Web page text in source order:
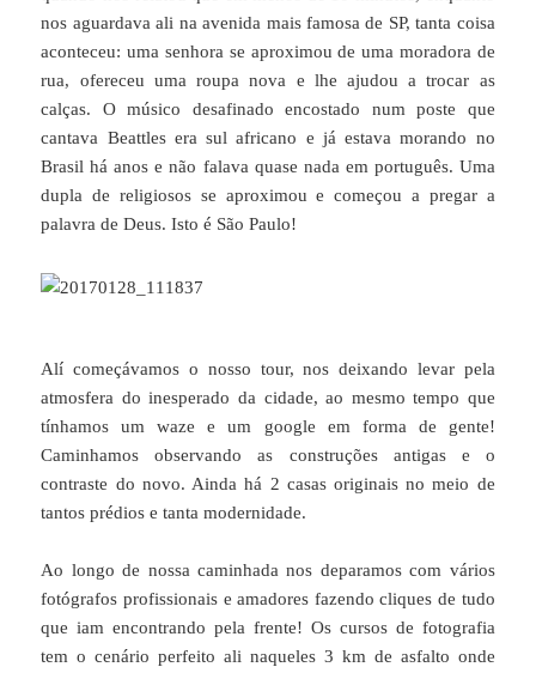
nos aguardava ali na avenida mais famosa de SP, tanta coisa
aconteceu: uma senhora se aproximou de uma moradora de
rua, ofereceu uma roupa nova e lhe ajudou a trocar as
calças. O músico desafinado encostado num poste que
cantava Beattles era sul africano e já estava morando no
Brasil há anos e não falava quase nada em português. Uma
dupla de religiosos se aproximou e começou a pregar a
palavra de Deus. Isto é São Paulo!
Alí começávamos o nosso tour, nos deixando levar pela
atmosfera do inesperado da cidade, ao mesmo tempo que
tínhamos um waze e um google em forma de gente!
Caminhamos observando as construções antigas e o
contraste do novo. Ainda há 2 casas originais no meio de
tantos prédios e tanta modernidade.
Ao longo de nossa caminhada nos deparamos com vários
fotógrafos profissionais e amadores fazendo cliques de tudo
que iam encontrando pela frente! Os cursos de fotografia
tem o cenário perfeito ali naqueles 3 km de asfalto onde